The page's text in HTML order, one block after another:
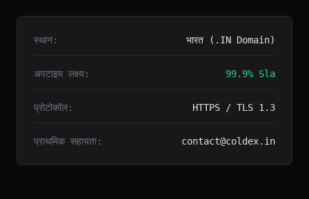
स्थान: भारत (.IN Domain)
अपटाइम लक्ष्य: 99.9% Sla
प्रोटोकॉल: HTTPS / TLS 1.3
प्राथमिक सहायता: contact@coldex.in